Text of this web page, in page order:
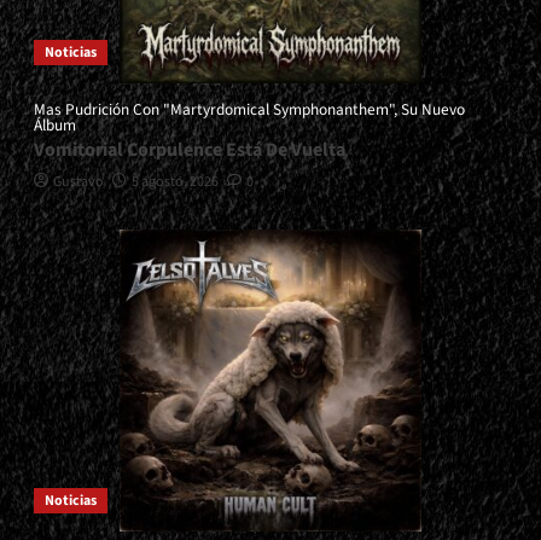
Noticias
Mas Pudrición Con "Martyrdomical Symphonanthem", Su Nuevo
Álbum
Vomitorial Corpulence Está De Vuelta
Gustavo 5 agosto, 2026 0
Noticias